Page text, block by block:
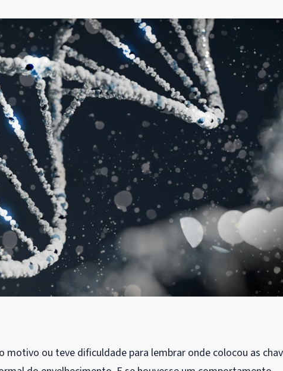
motivo ou teve dificuldade para lembrar onde colocou as